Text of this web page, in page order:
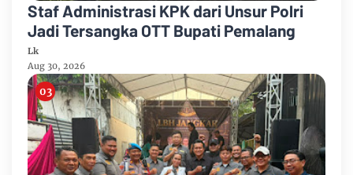
Staf Administrasi KPK dari Unsur Polri
Jadi Tersangka OTT Bupati Pemalang
Lk
Aug 30, 2026